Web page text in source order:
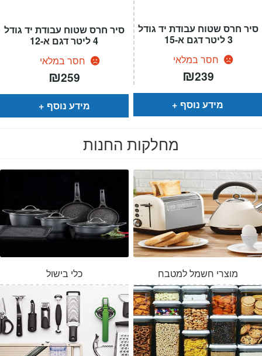
סיר חרס שטוח עבודת יד גודל
4 ליטר דגם א-12
חסר במלאי
₪259
מידע נוסף
סיר חרס שטוח עבודת יד גודל
3 ליטר דגם א-15
חסר במלאי
₪239
מידע נוסף
מחלקות החנות
כלי בישול מוצרי חשמל למטבח